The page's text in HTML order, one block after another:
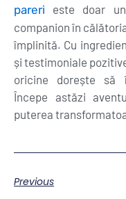
pareri este doar
companion în
împlinită. Cu
și testimoniale
oricine dorește să
Începe astăzi
puterea
Previous